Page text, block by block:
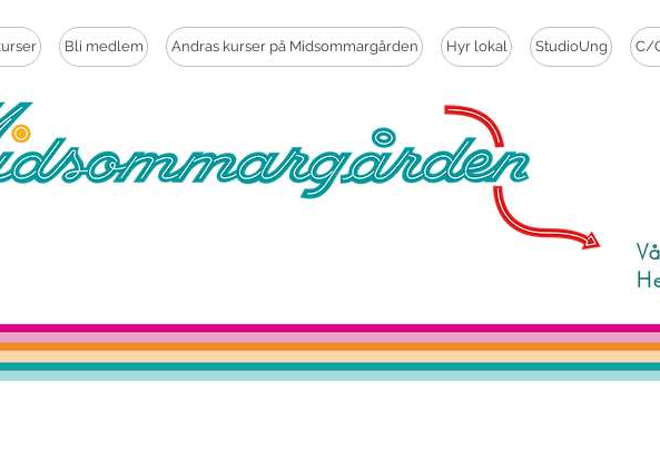
Bli medlem Andras kurser på Midsommargården Hyr lokal StudioUng C/